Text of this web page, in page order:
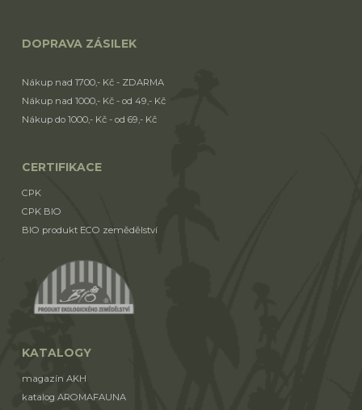
DOPRAVA ZÁSILEK
Nákup nad 1700,- Kč - ZDARMA
Nákup nad 1000,- Kč - od 49,- Kč
Nákup do 1000,- Kč - od 69,- Kč
CERTIFIKACE
CPK
CPK BIO
BIO produkt ECO zemědělství
KATALOGY
magazín AKH
katalog AROMAFAUNA